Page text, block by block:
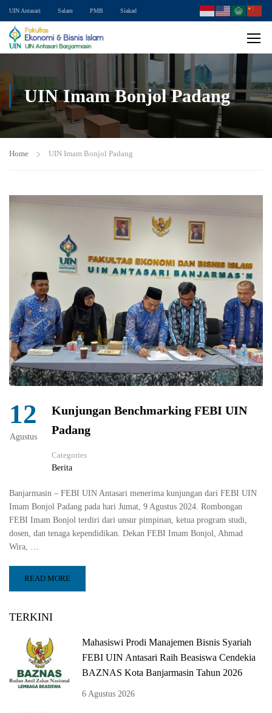
UIN Antasari Salam PMB Siakad
UIN Imam Bonjol Padang
Home UIN Imam Bonjol Padang
12
Agustus
Kunjungan Benchmarking FEBI UIN
Padang
Categories
Berita
Banjarmasin – FEBI UIN Antasari menerima kunjungan dari FEBI UIN
Imam Bonjol Padang pada hari Jumat, 9 Agustus 2024. Rombongan
FEBI Imam Bonjol terdiri dari unsur pimpinan, ketua program studi,
dosen, dan tenaga kependidikan. Dekan FEBI Imam Bonjol, Ahmad
Wira, …
READ MORE
TERKINI
Mahasiswi Prodi Manajemen Bisnis Syariah
FEBI UIN Antasari Raih Beasiswa Cendekia
BAZNAS Kota Banjarmasin Tahun 2026
6 Agustus 2026